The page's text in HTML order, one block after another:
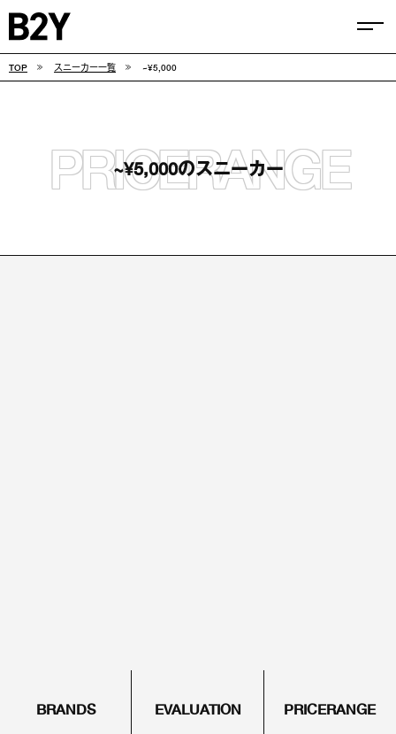
COLUMN
FEATURE
TOP スニーカー一覧 ~¥5,000
~¥5,000のスニーカー
PRICERANGE
BRANDS EVALUATION PRICERANGE